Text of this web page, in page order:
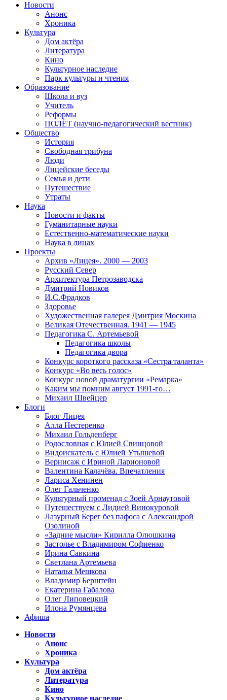
Новости
Анонс
Хроника
Культура
Дом актёра
Литература
Кино
Культурное наследие
Парк культуры и чтения
Образование
Школа и вуз
Учитель
Реформы
ПОЛЁТ (научно-педагогический вестник)
Общество
История
Свободная трибуна
Люди
Лицейские беседы
Семья и дети
Путешествие
Утраты
Наука
Новости и факты
Гуманитарные науки
Естественно-математические науки
Наука в лицах
Проекты
Архив «Лицея». 2000 — 2003
Русский Север
Архитектура Петрозаводска
Дмитрий Новиков
И.С.Фрадков
Здоровье
Художественная галерея Дмитрия Москина
Великая Отечественная. 1941 — 1945
Педагогика С. Артемьевой
Педагогика школы
Педагогика двора
Конкурс короткого рассказа «Сестра таланта»
Конкурс «Во весь голос»
Конкурс новой драматургии «Ремарка»
Каким мы помним август 1991-го…
Михаил Швейцер
Блоги
Блог Лицея
Алла Нестеренко
Михаил Гольденберг
Родословная с Юлией Свинцовой
Видоискатель с Юлией Утышевой
Вернисаж с Ириной Ларионовой
Валентина Калачёва. Впечатления
Лариса Хенинен
Олег Гальченко
Культурный променад с Зоей Арнаутовой
Путешествуем с Лидией Винокуровой
Лазурный Берег без пафоса с Александрой
Озолиной
«Задние мысли» Кирилла Олюшкина
Застолье с Владимиром Софиенко
Ирина Савкина
Светлана Артемьева
Наталья Мешкова
Владимир Берштейн
Екатерина Габалова
Олег Липовецкий
Илона Румянцева
Афиша
Новости
Анонс
Хроника
Культура
Дом актёра
Литература
Кино